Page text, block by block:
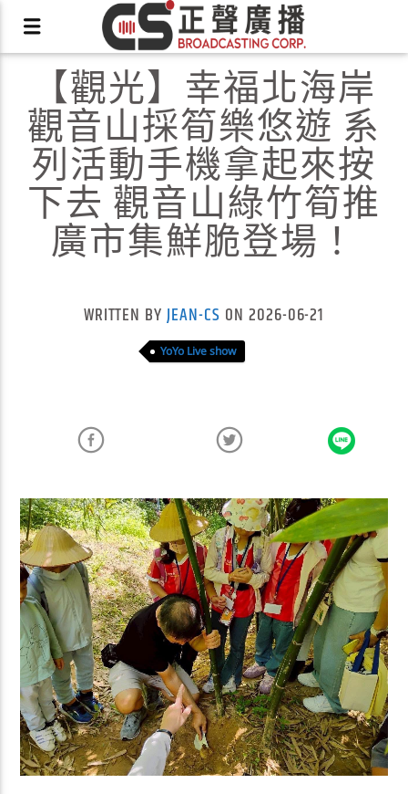
X
【觀光】幸福北海岸
觀音山採筍樂悠遊 系
列活動手機拿起來按
下去 觀音山綠竹筍推
廣市集鮮脆登場！
WRITTEN BYJEAN-CS ON 2026-06-21
YoYo Live show